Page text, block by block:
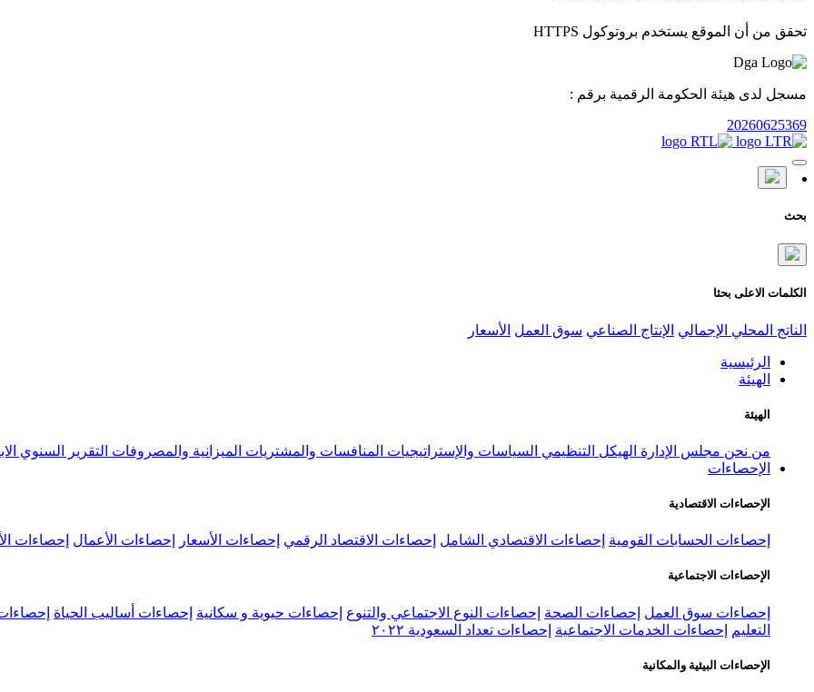
تحقق من أن الموقع يستخدم بروتوكول HTTPS
مسجل لدى هيئة الحكومة الرقمية برقم :
20260625369
بحث
الكلمات الاعلى بحثا
الناتج المحلي الإجمالي الإنتاج الصناعي سوق العمل الأسعار
الرئيسية
الهيئة
الهيئة
من نحن مجلس الإدارة الهيكل التنظيمي السياسات والإستراتيجيات المنافسات والمشتريات الميزانية والمصروفات التقرير السنوي
الإحصاءات
الإحصاءات الاقتصادية
إحصاءات الحسابات القومية إحصاءات الاقتصادي الشامل إحصاءات الاقتصاد الرقمي إحصاءات الأسعار إحصاءات الأعمال إحصاءات
الإحصاءات الاجتماعية
إحصاءات سوق العمل إحصاءات الصحة إحصاءات النوع الاجتماعي والتنوع إحصاءات حيوية و سكانية إحصاءات أساليب الحياة
التعليم
إحصاءات الخدمات الاجتماعية إحصاءات تعداد السعودية ٢٠٢٢
الإحصاءات البيئية والمكانية